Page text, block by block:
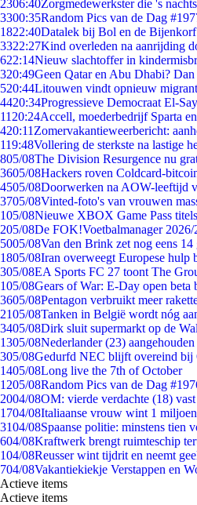
2306:40Zorgmedewerkster die 's
3300:35Random Pics van de Dag
1822:40Datalek bij Bol en de
3322:27Kind overleden na aanrijding
622:14Nieuw slachtoffer in
320:49Geen Qatar en Abu Dhabi?
520:44Litouwen vindt opnieuw
4420:34Progressieve Democraat El-
11 20:24Accell, moederbedrijf Sparta
420:11 Zomervakantieweerbericht:
119:48Vollering de sterkste na lastige
805/08The Division Resurgence nu
3605/08Hackers roven Coldcard-
4505/08Doorwerken na AOW-leeftijd
3705/08Vinted-foto's van vrouwen
105/08Nieuwe XBOX Game Pass
205/08De FOK!Voetbalmanager 2026/
5005/08Van den Brink zet nog eens
1805/08Iran overweegt Europese
305/08EA Sports FC 27 toont The
105/08Gears of War: E-Day open beta
3605/08Pentagon verbruikt meer
2105/08Tanken in België wordt nóg
3405/08Dirk sluit supermarkt op de
1305/08Nederlander (23)
305/08Gedurfd NEC blijft overeind bij
1405/08Long live the 7th of October
1205/08Random Pics van de Dag
2004/08OM: vierde verdachte (18)
1704/08Italiaanse vrouw wint 1
3104/08Spaanse politie: minstens tien
604/08Kraftwerk brengt ruimteschip
104/08Reusser wint tijdrit en neemt
704/08Vakantiekiekje Verstappen en
Actieve items
Actieve items